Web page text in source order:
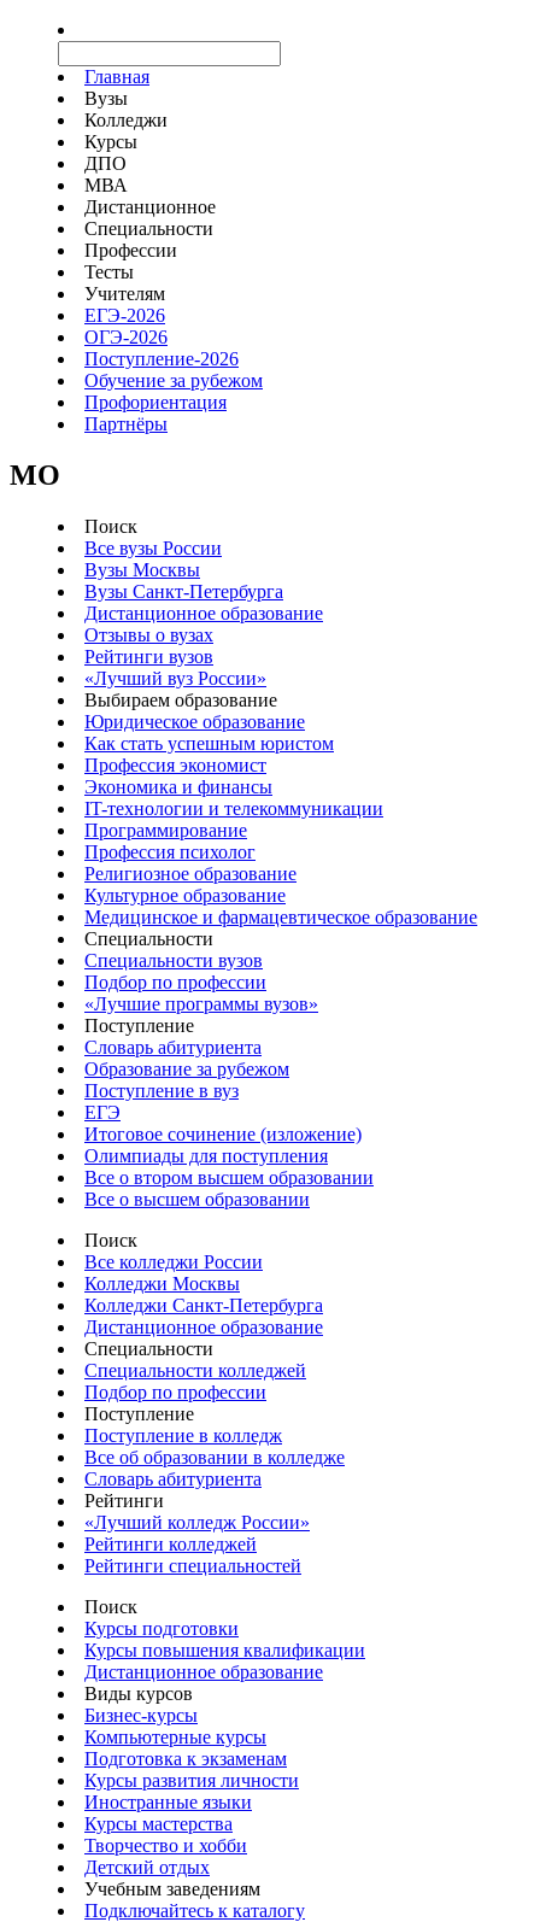
Главная
Вузы
Колледжи
Курсы
ДПО
МВА
Дистанционное
Специальности
Профессии
Тесты
Учителям
ЕГЭ-2026
ОГЭ-2026
Поступление-2026
Обучение за рубежом
Профориентация
Партнёры
MO
Поиск
Все вузы России
Вузы Москвы
Вузы Санкт-Петербурга
Дистанционное образование
Отзывы о вузах
Рейтинги вузов
«Лучший вуз России»
Выбираем образование
Юридическое образование
Как стать успешным юристом
Профессия экономист
Экономика и финансы
IT-технологии и телекоммуникации
Программирование
Профессия психолог
Религиозное образование
Культурное образование
Медицинское и фармацевтическое образование
Специальности
Специальности вузов
Подбор по профессии
«Лучшие программы вузов»
Поступление
Словарь абитуриента
Образование за рубежом
Поступление в вуз
ЕГЭ
Итоговое сочинение (изложение)
Олимпиады для поступления
Все о втором высшем образовании
Все о высшем образовании
Поиск
Все колледжи России
Колледжи Москвы
Колледжи Санкт-Петербурга
Дистанционное образование
Специальности
Специальности колледжей
Подбор по профессии
Поступление
Поступление в колледж
Все об образовании в колледже
Словарь абитуриента
Рейтинги
«Лучший колледж России»
Рейтинги колледжей
Рейтинги специальностей
Поиск
Курсы подготовки
Курсы повышения квалификации
Дистанционное образование
Виды курсов
Бизнес-курсы
Компьютерные курсы
Подготовка к экзаменам
Курсы развития личности
Иностранные языки
Курсы мастерства
Творчество и хобби
Детский отдых
Учебным заведениям
Подключайтесь к каталогу